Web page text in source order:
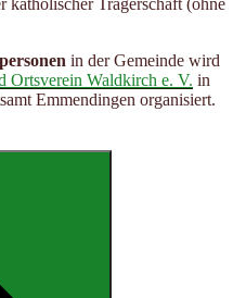
in der Gemeinde wird
Ortsverein Waldkirch e. V. in
Emmendingen organisiert.